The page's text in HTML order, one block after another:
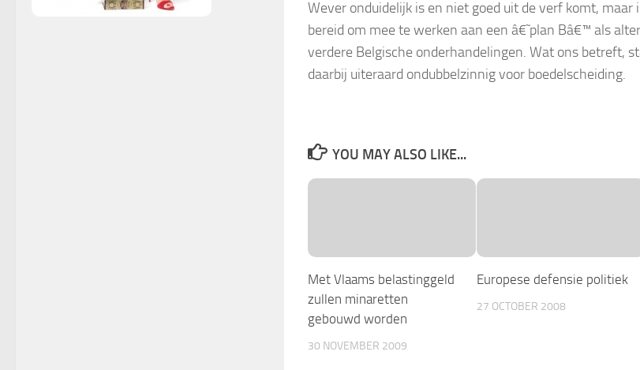
Wever onduidelijk is en niet goed uit de verf komt, maar
bereid om mee te werken aan een â€˜plan Bâ€™ als
verdere Belgische onderhandelingen. Wat ons betreft,
daarbij uiteraard ondubbelzinnig voor boedelscheiding.
YOU MAY ALSO LIKE...
Met Vlaams belastinggeld
zullen minaretten
gebouwd worden
30 NOVEMBER 2009
Europese defensie politiek
27 OCTOBER 2008